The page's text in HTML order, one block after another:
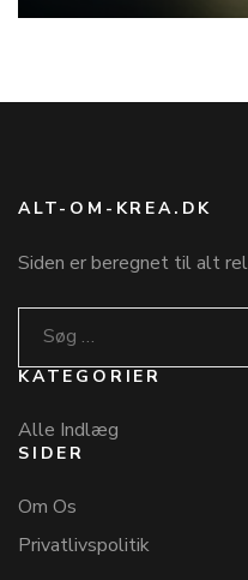
ALT-OM-KREA.DK
Siden er beregnet til alt
Søg
efter:
KATEGORIER
Alle Indlæg
SIDER
Om Os
Privatlivspolitik